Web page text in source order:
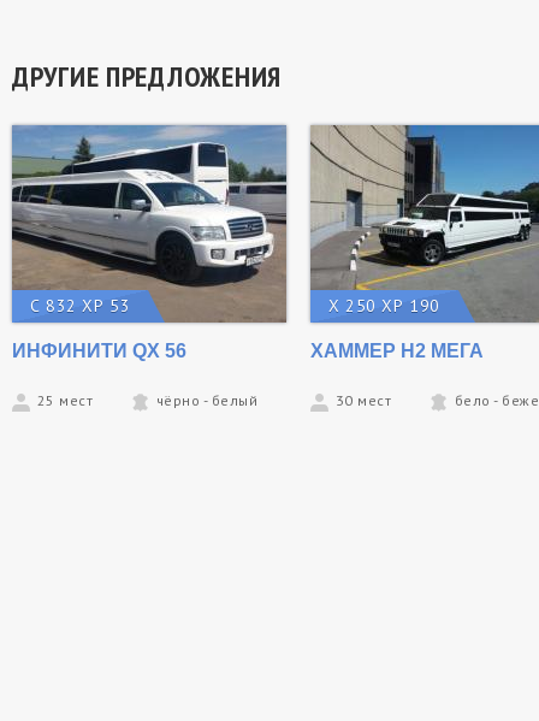
ДРУГИЕ ПРЕДЛОЖЕНИЯ
С 832 ХР 53
ИНФИНИТИ QX 56
25 мест чёрно - белый
Х 250 ХР 190
ХАММЕР Н2 МЕГА
30 мест бело -